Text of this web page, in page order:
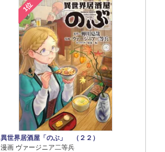
1位
異世界居酒屋「のぶ」 （２２）
漫画 ヴァージニア二等兵